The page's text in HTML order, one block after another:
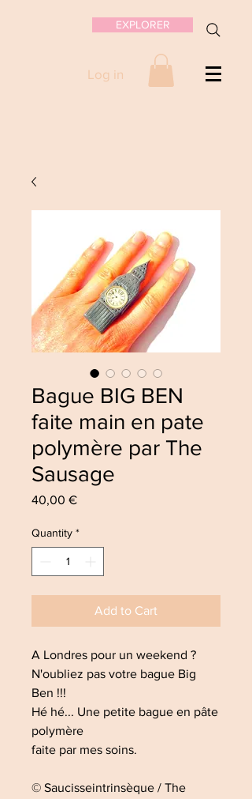
EXPLORER
Log in
Bague BIG BEN
faite main en pate
polymère par The
Sausage
40,00 €Price
Quantity *
Add to Cart
A Londres pour un weekend ?
N'oubliez pas votre bague Big
Ben !!!
Hé hé... Une petite bague en pâte
polymère
faite par mes soins.
© Saucisseintrinsèque / The